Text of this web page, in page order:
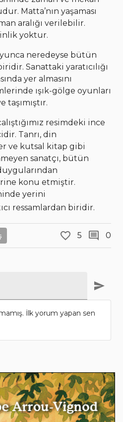
Matta’nın yaşaması
aralığı verilebilir.
yoktur.
neredeyse bütün
Sanattaki yaratıcılığı
yer almasını
ışık-gölge oyunları
taşımıştır.
resimdeki ince
Tanrı, din
ve kutsal kitap gibi
sanatçı, bütün
konu etmiştir.
yerini
ressamlardan biridir.
5 0
İlk yorum yapan sen